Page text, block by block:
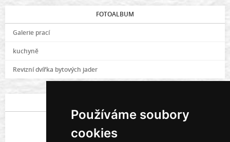
Používáme soubory
cookies
FOTOALBUM
Galerie prací
kuchyně
Revizní dvířka bytových jader